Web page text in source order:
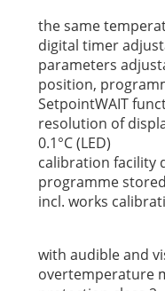
the same
digital timer
parameters
position,
SetpointWAIT
resolution of
0.1°C (LED)
calibration facility
programme
incl. works
with audible and
overtemperature